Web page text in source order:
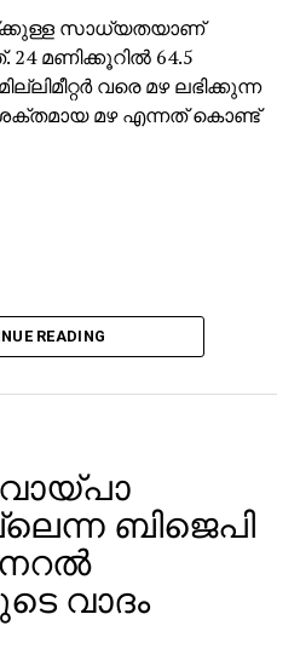
സാധ്യതയാണ്
24 മണിക്കൂറില്‍ 64.5
വരെ മഴ ലഭിക്കുന്ന
മഴ എന്നത് കൊണ്ട്
READING
വായ്പാ
ബിജെപി
വാദം